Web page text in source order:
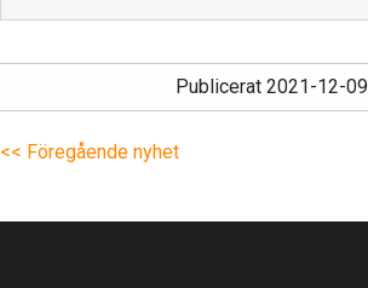
Publicerat 2021-12-09
<< Föregående nyhet